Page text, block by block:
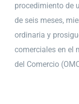
procedimiento de
de seis meses,
ordinaria y
comerciales en el
del Comercio